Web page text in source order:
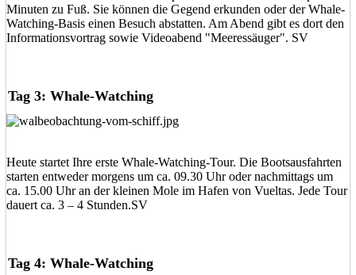
Minuten zu Fuß. Sie können die Gegend erkunden oder der Whale-
Watching-Basis einen Besuch abstatten. Am Abend gibt es dort den
Informationsvortrag sowie Videoabend "Meeressäuger". SV
Tag 3: Whale-Watching
Heute startet Ihre erste Whale-Watching-Tour. Die Bootsausfahrten
starten entweder morgens um ca. 09.30 Uhr oder nachmittags um
ca. 15.00 Uhr an der kleinen Mole im Hafen von Vueltas. Jede Tour
dauert ca. 3 – 4 Stunden.SV
Tag 4: Whale-Watching